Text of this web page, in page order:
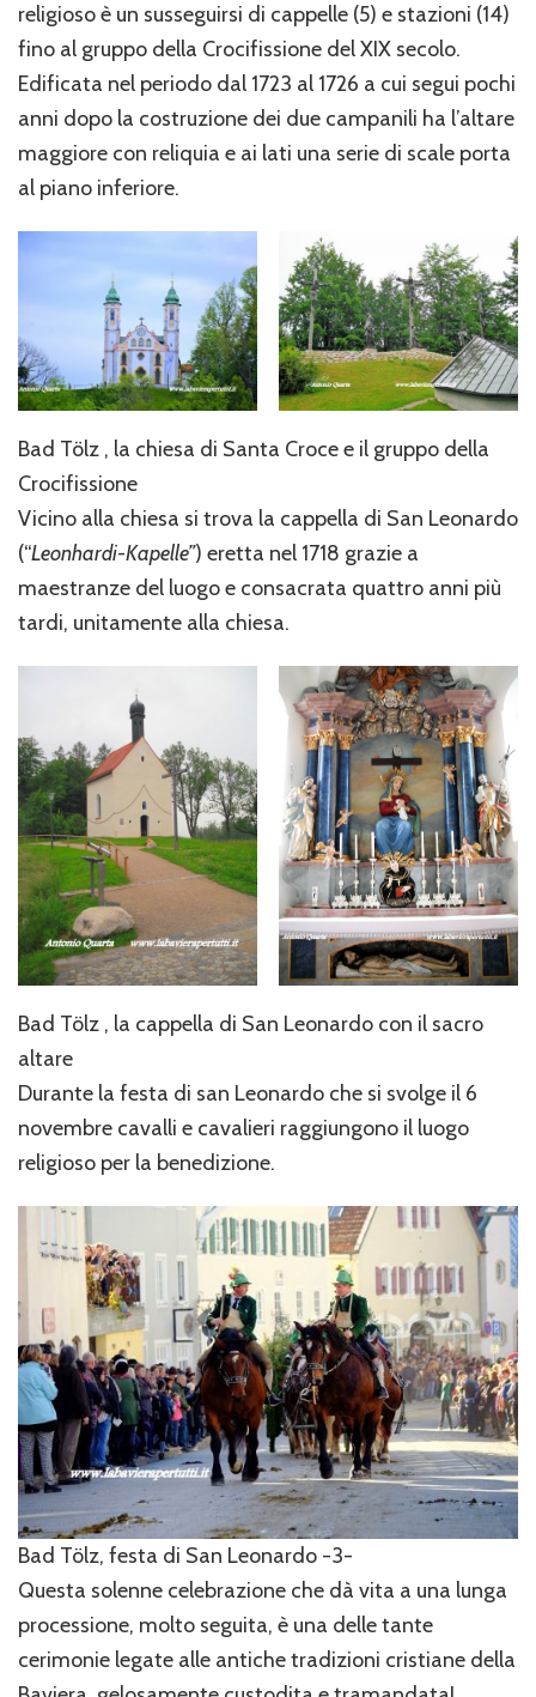
religioso è un susseguirsi di cappelle (5) e stazioni (14)
fino al gruppo della Crocifissione del XIX secolo.
Edificata nel periodo dal 1723 al 1726 a cui segui pochi
anni dopo la costruzione dei due campanili ha l’altare
maggiore con reliquia e ai lati una serie di scale porta
al piano inferiore.
Bad Tölz , la chiesa di Santa Croce e il gruppo della
Crocifissione
Vicino alla chiesa si trova la cappella di San Leonardo
(“Leonhardi-Kapelle”) eretta nel 1718 grazie a
maestranze del luogo e consacrata quattro anni più
tardi, unitamente alla chiesa.
Bad Tölz , la cappella di San Leonardo con il sacro
altare
Durante la festa di san Leonardo che si svolge il 6
novembre cavalli e cavalieri raggiungono il luogo
religioso per la benedizione.
Bad Tölz, festa di San Leonardo -3-
Questa solenne celebrazione che dà vita a una lunga
processione, molto seguita, è una delle tante
cerimonie legate alle antiche tradizioni cristiane della